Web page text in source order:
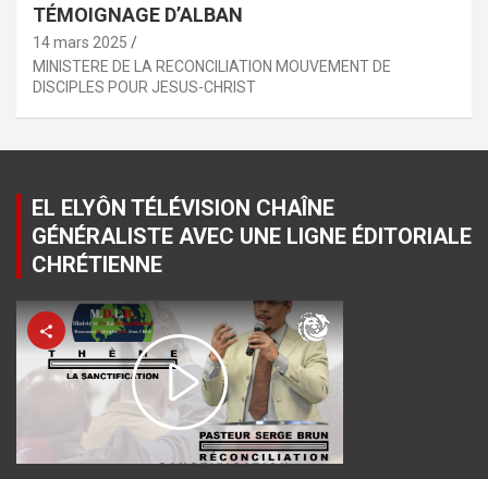
TÉMOIGNAGE D’ALBAN
14 mars 2025
MINISTERE DE LA RECONCILIATION MOUVEMENT DE
DISCIPLES POUR JESUS-CHRIST
EL ELYÔN TÉLÉVISION CHAÎNE
GÉNÉRALISTE AVEC UNE LIGNE ÉDITORIALE
CHRÉTIENNE